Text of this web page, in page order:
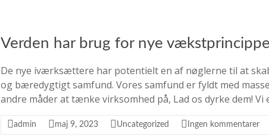
Verden har brug for nye
De nye iværksættere har potentielt en af nøglerne til at
og bæredygtigt samfund. Vores samfund er fyldt med
andre måder at tænke virksomhed på, Lad os dyrke dem! Vi
admin maj 9, 2023 Uncategorized Ingen kommentarer